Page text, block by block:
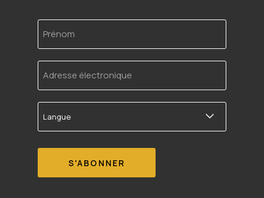
Prénom
Adresse
électronique
Langue